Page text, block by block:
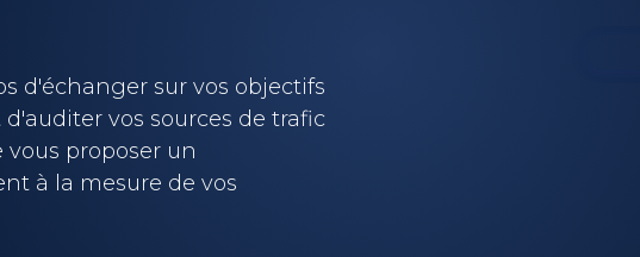
d'échanger sur vos objectifs
vos sources de trafic
proposer un
à la mesure de vos